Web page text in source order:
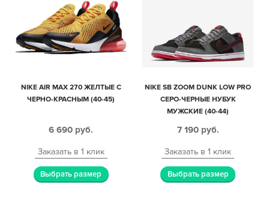
NIKE AIR MAX 270 ЖЕЛТЫЕ С
ЧЕРНО-КРАСНЫМ (40-45)
6 690 руб.
Заказать в 1 клик
Выбрать размер
NIKE SB ZOOM DUNK LOW PRO
СЕРО-ЧЕРНЫЕ НУБУК
МУЖСКИЕ (40-44)
7 190 руб.
Заказать в 1 клик
Выбрать размер